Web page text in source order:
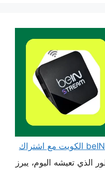
الذي تعيشه اليوم، يبرز